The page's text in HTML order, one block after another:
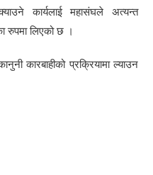
कार्यलाई महासंघले अत्यन्त
रुपमा लिएको छ ।
कारबाहीको प्रक्रियामा ल्याउन